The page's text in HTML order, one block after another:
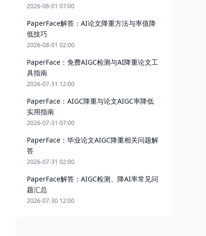
2026-08-01 07:00
PaperFace解答：AI论文降重方法与率值降
低技巧
2026-08-01 02:00
PaperFace：免费AIGC检测与AI降重论文工
具指南
2026-07-31 12:00
PaperFace：AIGC降重与论文AIGC率降低
实用指南
2026-07-31 07:00
PaperFace：毕业论文AIGC降重相关问题解
答
2026-07-31 02:00
PaperFace解答：AIGC检测、降AI率常见问
题汇总
2026-07-30 12:00